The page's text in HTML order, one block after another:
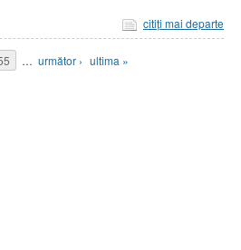
citiţi mai departe
… următor › ultima »